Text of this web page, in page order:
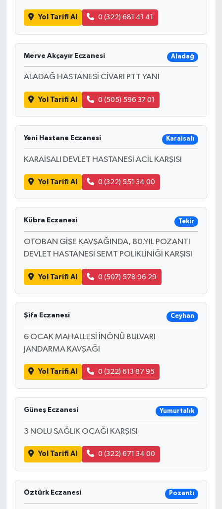
Yol Tarifi Al 0 (322) 681 41 41
Merve Akçayır Eczanesi Aladağ
ALADAĞ HASTANESİ CİVARI PTT YANI
Yol Tarifi Al 0 (505) 596 37 01
Yeni Hastane Eczanesi Karaisalı
KARAİSALI DEVLET HASTANESİ ACİL KARŞISI
Yol Tarifi Al 0 (322) 551 34 00
Kübra Eczanesi Tekir
OTOBAN GİŞE KAVŞAĞINDA, 80.YIL POZANTI
DEVLET HASTANESİ SEMT POLİKLİNİĞİ KARŞISI
Yol Tarifi Al 0 (507) 578 96 29
Şifa Eczanesi Ceyhan
6 OCAK MAHALLESİ İNÖNÜ BULVARI
JANDARMA KAVŞAĞI
Yol Tarifi Al 0 (322) 613 87 95
Güneş Eczanesi Yumurtalık
3 NOLU SAĞLIK OCAĞI KARŞISI
Yol Tarifi Al 0 (322) 671 34 00
Öztürk Eczanesi Pozantı